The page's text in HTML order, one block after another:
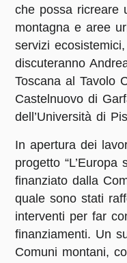
che possa ricreare
montagna e aree
servizi
discuteranno
Toscana al Tavolo
Castelnuovo di
dell’Università di
In apertura dei
progetto “L’Europa
finanziato dalla
quale sono stati
interventi per far
finanziamenti. Un
Comuni montani,